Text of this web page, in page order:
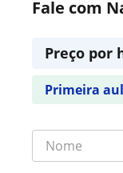
Fale com
Preço por
Primeira